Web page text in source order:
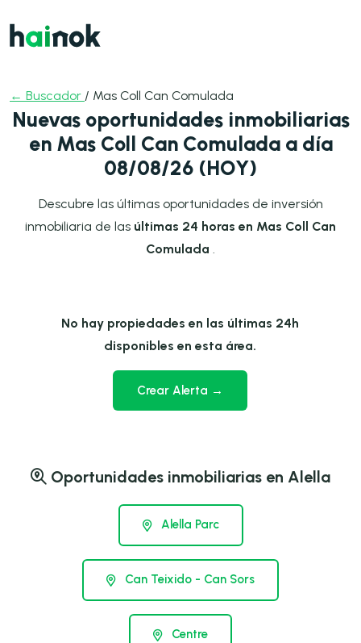
← Buscador / Mas Coll Can Comulada
Nuevas oportunidades inmobiliarias
en Mas Coll Can Comulada a día
08/08/26 (HOY)
Descubre las últimas oportunidades de inversión
inmobiliaria de las últimas 24 horas en Mas Coll Can
Comulada
No hay propiedades en las últimas 24h
disponibles en esta área.
Crear Alerta →
Oportunidades inmobiliarias en Alella
Alella Parc
Can Teixido - Can Sors
Centre